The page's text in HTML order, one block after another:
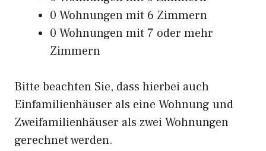
0 Wohnungen mit 6 Zimmern
0 Wohnungen mit 7 oder mehr
Zimmern
Bitte beachten Sie, dass hierbei auch
Einfamilienhäuser als eine Wohnung und
Zweifamilienhäuser als zwei Wohnungen
gerechnet werden.